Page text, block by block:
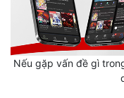
Ngôn Tình
Ngược
Nếu gặp vấn đề gì